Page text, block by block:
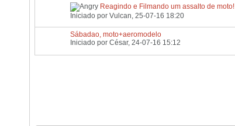
Reagindo e Filmando um assalto de moto!
Iniciado por Vulcan, 25-07-16 18:20
Sábadao, moto+aeromodelo
Iniciado por César, 24-07-16 15:12